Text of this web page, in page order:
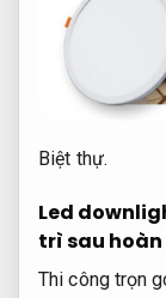
Biệt thự.
Led
trì sau
Thi công trọn